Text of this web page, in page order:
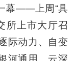
幕——上周“具
所上市大厅召
际动力、自变
河通用、云深